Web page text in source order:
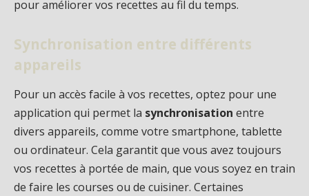
pour améliorer vos recettes au fil du temps.
Synchronisation entre différents
appareils
Pour un accès facile à vos recettes, optez pour une
application qui permet la synchronisation entre
divers appareils, comme votre smartphone, tablette
ou ordinateur. Cela garantit que vous avez toujours
vos recettes à portée de main, que vous soyez en train
de faire les courses ou de cuisiner. Certaines